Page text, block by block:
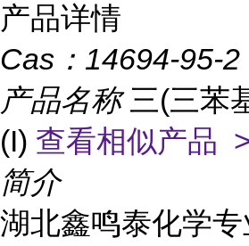
产品详情
Cas： 14694-95-2
产品名称三(三苯
(I) 查看相似产品
简介
湖北鑫鸣泰化学